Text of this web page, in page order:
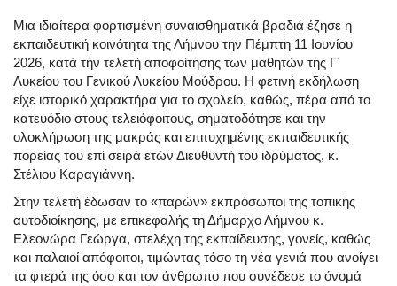
Μια ιδιαίτερα φορτισμένη συναισθηματικά βραδιά έζησε η
εκπαιδευτική κοινότητα της Λήμνου την Πέμπτη 11 Ιουνίου
2026, κατά την τελετή αποφοίτησης των μαθητών της Γ΄
Λυκείου του Γενικού Λυκείου Μούδρου. Η φετινή εκδήλωση
είχε ιστορικό χαρακτήρα για το σχολείο, καθώς, πέρα από το
κατευόδιο στους τελειόφοιτους, σηματοδότησε και την
ολοκλήρωση της μακράς και επιτυχημένης εκπαιδευτικής
πορείας του επί σειρά ετών Διευθυντή του ιδρύματος, κ.
Στέλιου Καραγιάννη.
Στην τελετή έδωσαν το «παρών» εκπρόσωποι της τοπικής
αυτοδιοίκησης, με επικεφαλής τη Δήμαρχο Λήμνου κ.
Ελεονώρα Γεώργα, στελέχη της εκπαίδευσης, γονείς, καθώς
και παλαιοί απόφοιτοι, τιμώντας τόσο τη νέα γενιά που ανοίγει
τα φτερά της όσο και τον άνθρωπο που συνέδεσε το όνομά